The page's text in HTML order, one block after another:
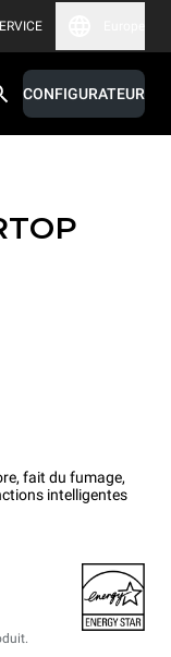
CONFIGURATEUR
fait du fumage,
intelligentes